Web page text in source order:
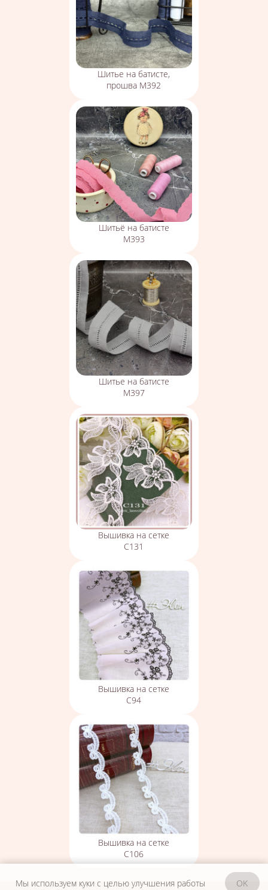
Шитье на батисте,
прошва М392
Шитьё на батисте
М393
Шитье на батисте
М397
Вышивка на сетке
С131
Вышивка на сетке
С94
Вышивка на сетке
С106
Мы используем куки с целью улучшения работы
OK